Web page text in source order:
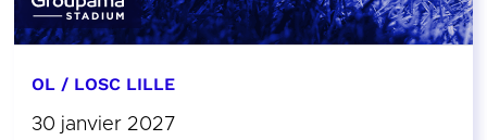
OL / LOSC LILLE
30 janvier 2027